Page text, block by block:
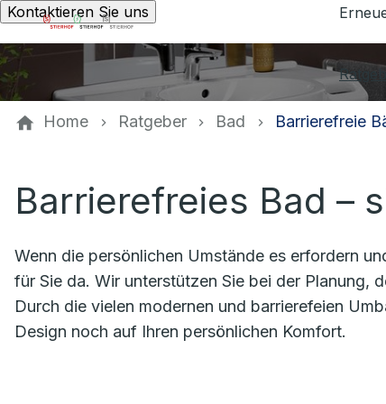
Kontaktieren Sie uns
Home Ratgeber Bad Barrierefreie
Barrierefreies Bad –
Wenn die persönlichen Umstände es erfordern
für Sie da. Wir unterstützen Sie bei der Planung,
Durch die vielen modernen und barrierefeien
Design noch auf Ihren persönlichen Komfort.